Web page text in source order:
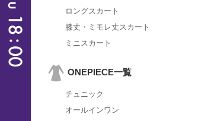
ロングスカート
膝丈・ミモレ丈スカート
ミニスカート
ONEPIECE一覧
チュニック
オールインワン